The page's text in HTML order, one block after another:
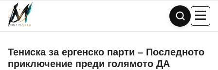
Skip
content
Тениска за ергенско парти – Последното
приключение преди голямото ДА